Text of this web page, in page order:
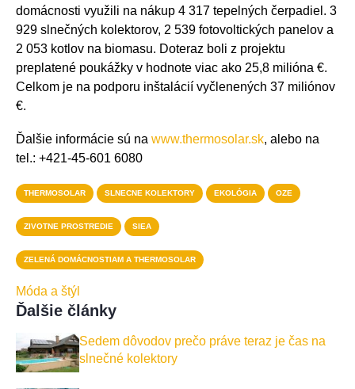
domácnosti využili na nákup 4 317 tepelných čerpadiel. 3
929 slnečných kolektorov, 2 539 fotovoltických panelov a
2 053 kotlov na biomasu. Doteraz boli z projektu
preplatené poukážky v hodnote viac ako 25,8 milióna €.
Celkom je na podporu inštalácií vyčlenených 37 miliónov
€.
Ďalšie informácie sú na www.thermosolar.sk, alebo na
tel.: +421-45-601 6080
THERMOSOLAR SLNECNE KOLEKTORY EKOLÓGIA OZE
ZIVOTNE PROSTREDIE SIEA
ZELENÁ DOMÁCNOSTIAM A THERMOSOLAR
Móda a štýl
Ďalšie články
Sedem dôvodov prečo práve teraz je čas na
slnečné kolektory